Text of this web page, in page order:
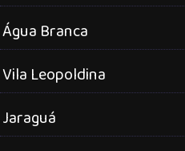
Água Branca
Vila Leopoldina
Jaraguá